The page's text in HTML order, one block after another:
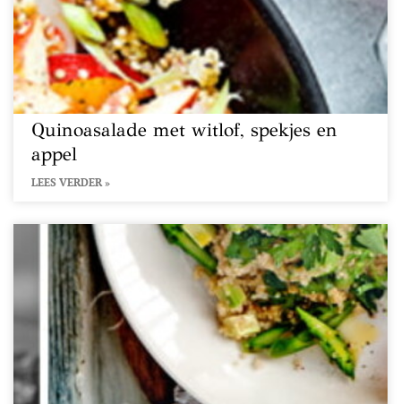
Quinoasalade met witlof, spekjes en
appel
LEES VERDER »